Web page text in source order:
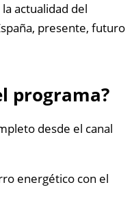
actualidad del
presente, futuro
programa?
desde el canal